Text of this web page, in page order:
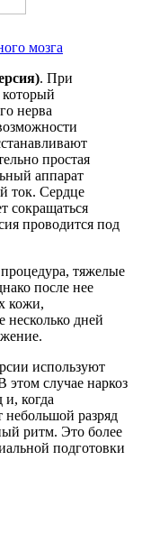
мозга
. При
нерва
простая
аппарат
ток. Сердце
сокращаться
проводится под
тяжелые
после нее
кожи,
несколько дней
используют
этом случае наркоз
и, когда
небольшой разряд
ритм. Это более
подготовки